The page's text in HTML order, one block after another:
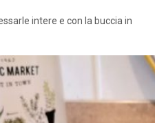
intere e con la buccia in